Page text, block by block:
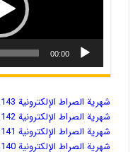
00:00
شهریة الصراط الإلكترونية 143
شهریة الصراط الإلكترونية 142
شهریة الصراط الإلكترونية 141
شهریة الصراط الإلكترونية 140